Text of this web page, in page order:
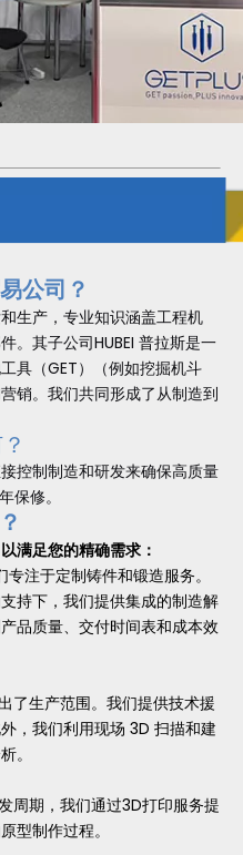
公司？
生产，专业知识涵盖工程机
。其子公司HUBEI 普拉斯是一
具（GET）（例如挖掘机斗
销。我们共同形成了从制造到
控制制造和研发来确保高质量
保修。
满足您的精确需求：
注于定制铸件和锻造服务。
持下，我们提供集成的制造解
品质量、交付时间表和成本效
了生产范围。我们提供技术援
，我们利用现场 3D 扫描和建
。
周期，我们通过3D打印服务提
型制作过程。